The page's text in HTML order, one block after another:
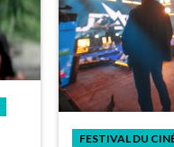
FESTIVAL DU